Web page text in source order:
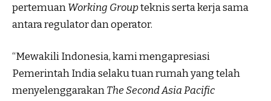
pertemuanWorking Groupteknis serta kerja sama
antara regulator dan operator.
“Mewakili Indonesia, kami mengapresiasi
Pemerintah India selaku tuan rumah yang telah
menyelenggarakanThe Second Asia Pacific